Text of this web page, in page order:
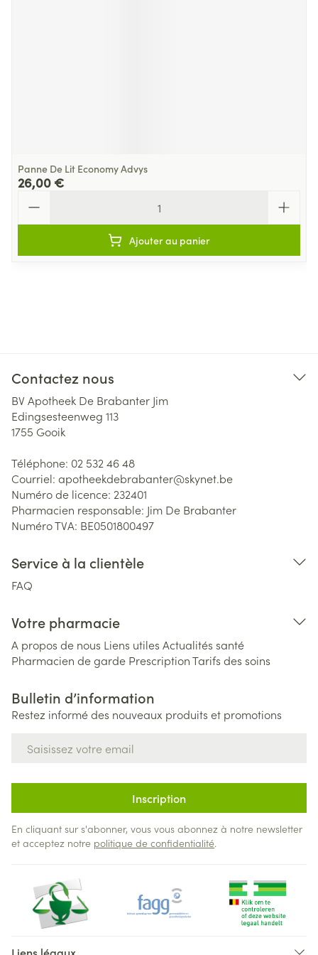
Panne De Lit Economy Advys
26,00 €
Ajouter au panier
Contactez nous
BV Apotheek De Brabanter Jim
Edingsesteenweg 113
1755 Gooik
Téléphone: 02 532 46 48
Courriel: apotheekdebrabanter@skynet.be
Numéro de licence: 232401
Pharmacien responsable: Jim De Brabanter
Numéro TVA: BE0501800497
Service à la clientèle
FAQ
Votre pharmacie
A propos de nous Liens utiles Actualités santé
Pharmacien de garde PrescriptionTarifs des soins
Bulletin d’information
Restez informé des nouveaux produits et promotions
Inscription
En cliquant sur s'abonner, vous vous abonnez à notre newsletter
et acceptez notre politique de confidentialité.